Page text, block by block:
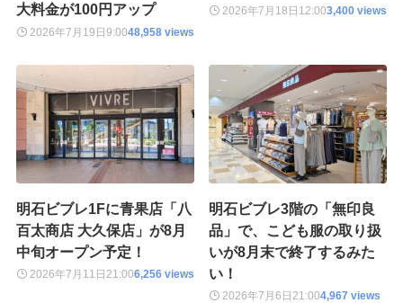
大料金が100円アップ
2026年7月19日9:0048,958 views
2026年7月18日 12:003,400 views
明石ビブレ1Fに青果店「八
百太商店 大久保店」が8月
中旬オープン予定！
2026年7月11日 21:006,256 views
明石ビブレ3階の「無印良
品」で、こども服の取り扱
いが8月末で終了するみた
い！
2026年7月6日21:004,967 views